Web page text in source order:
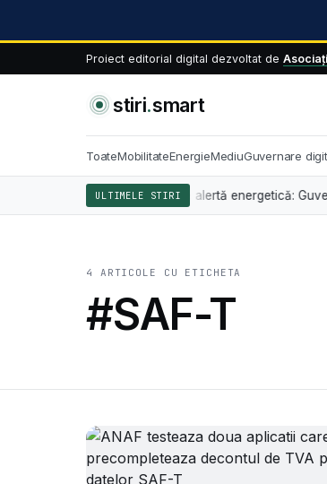
Proiect editorial digital dezvoltat de
stiri.smart
ToateMobilitateEnergieMediuGuvernare
ULTIMELE STIRI
AZIStare de alertă energetică: Guvernul
4 ARTICOLE CU ETICHETA
#SAF-T